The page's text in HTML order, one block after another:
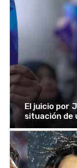
El juicio por
situación de